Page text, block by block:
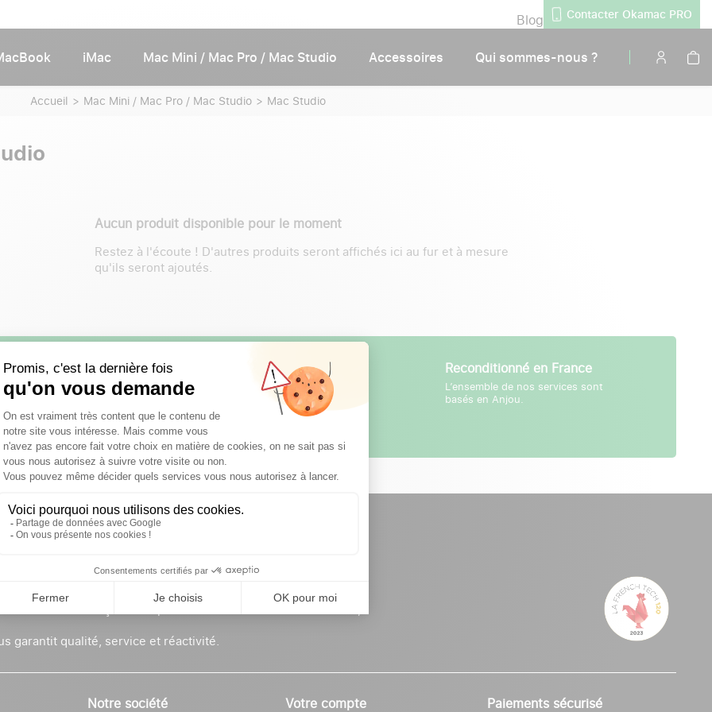
Blog Contacter Okamac PRO
iMac Mac Mini / Mac Pro / Mac Studio Accessoires Qui sommes-nous ?
Accueil Mac Mini / Mac Pro / Mac Studio Mac Studio
Aucun produit disponible pour le moment
Restez à l'écoute ! D'autres produits seront affichés ici au fur et à mesure
qu'ils seront ajoutés.
PRO
prix proposés chez Okamac PRO
dédiés uniquement aux
Interlocuteur dédié
Vous pouvez contacter votre
interlocuteur dédié pour toutes
demandes spécifiques.
Reconditionné en France
L’ensemble de nos services sont
basés en Anjou.
français n°1 spécialiste du Mac APPLE : MacBook,
garantit qualité, service et réactivité.
Notre société Votre compte Paiements sécurisé